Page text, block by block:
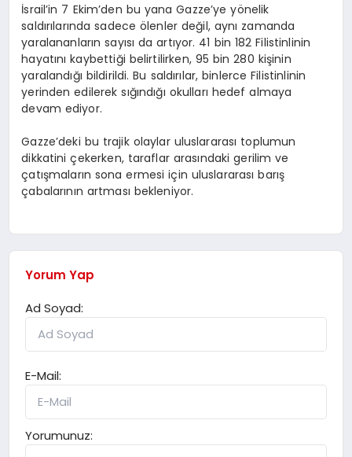
İsrail’in 7 Ekim’den bu yana Gazze’ye yönelik
saldırılarında sadece ölenler değil, aynı zamanda
yaralananların sayısı da artıyor. 41 bin 182 Filistinlinin
hayatını kaybettiği belirtilirken, 95 bin 280 kişinin
yaralandığı bildirildi. Bu saldırılar, binlerce Filistinlinin
yerinden edilerek sığındığı okulları hedef almaya
devam ediyor.
Gazze’deki bu trajik olaylar uluslararası toplumun
dikkatini çekerken, taraflar arasındaki gerilim ve
çatışmaların sona ermesi için uluslararası barış
çabalarının artması bekleniyor.
Yorum Yap
Ad Soyad:
E-Mail:
Yorumunuz: